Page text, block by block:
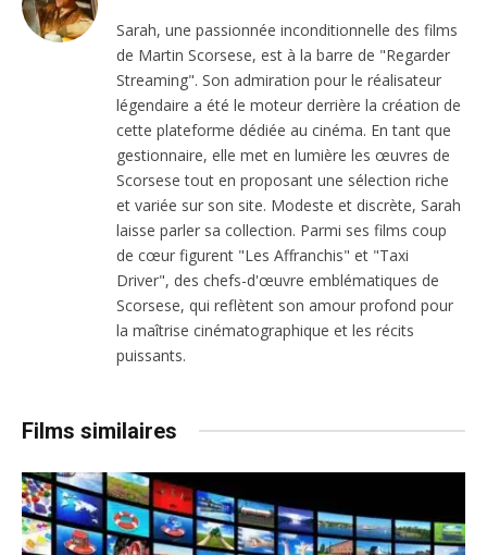
Sarah, une passionnée inconditionnelle des films
de Martin Scorsese, est à la barre de "Regarder
Streaming". Son admiration pour le réalisateur
légendaire a été le moteur derrière la création de
cette plateforme dédiée au cinéma. En tant que
gestionnaire, elle met en lumière les œuvres de
Scorsese tout en proposant une sélection riche
et variée sur son site. Modeste et discrète, Sarah
laisse parler sa collection. Parmi ses films coup
de cœur figurent "Les Affranchis" et "Taxi
Driver", des chefs-d'œuvre emblématiques de
Scorsese, qui reflètent son amour profond pour
la maîtrise cinématographique et les récits
puissants.
Films similaires